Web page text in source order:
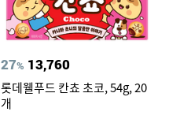
27% 13,760
롯데웰푸드 칸쵸 초코, 54g, 20
개